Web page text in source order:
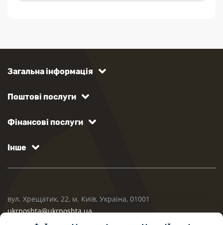
Загальна інформація
Поштові послуги
Фінансові послуги
Інше
вул. Хрещатик, 22, м. Київ, Україна, 01001
ukrposhta@ukrposhta.ua